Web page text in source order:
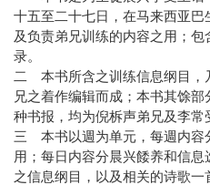
十五至二十七日，在马来西亚
及负责弟兄训练的内容之用；
录。
二 本书所含之训练信息纲目，
兄之着作编辑而成；本书其馀
种书报，均为倪柝声弟兄及李常
三 本书以週为单元，每週内容
用；每日内容分晨兴餧养和信
之信息纲目，以及相关的诗歌一